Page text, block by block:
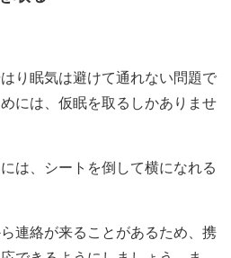
り眠気は避けて通れない問題で
には、仮眠を取るしかありませ
は、シートを倒して横になれる
連絡が来ることがあるため、携